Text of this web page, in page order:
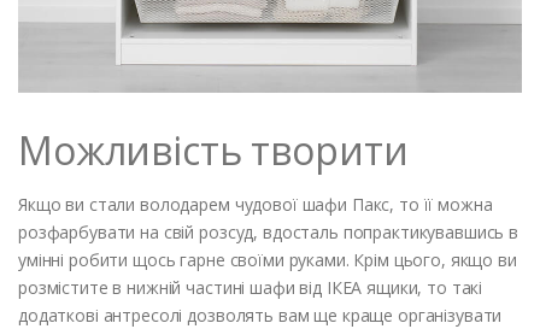
Можливість творити
Якщо ви стали володарем чудової шафи Пакс, то її можна
розфарбувати на свій розсуд, вдосталь попрактикувавшись в
умінні робити щось гарне своїми руками. Крім цього, якщо ви
розмістите в нижній частині шафи від ІКЕА ящики, то такі
додаткові антресолі дозволять вам ще краще організувати